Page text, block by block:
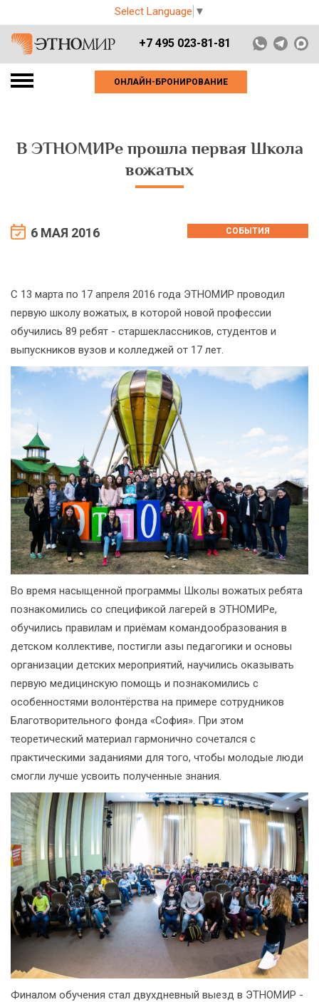
Select Language ▼
+7 495 023-81-81
ОНЛАЙН-БРОНИРОВАНИЕ
В ЭТНОМИРе прошла первая Школа
вожатых
6 МАЯ 2016 СОБЫТИЯ
С 13 марта по 17 апреля 2016 года ЭТНОМИР проводил
первую школу вожатых, в которой новой профессии
обучились 89 ребят - старшеклассников, студентов и
выпускников вузов и колледжей от 17 лет.
Во время насыщенной программы Школы вожатых ребята
познакомились со спецификой лагерей в ЭТНОМИРе,
обучились правилам и приёмам командообразования в
детском коллективе, постигли азы педагогики и основы
организации детских мероприятий, научились оказывать
первую медицинскую помощь и познакомились с
особенностями волонтёрства на примере сотрудников
Благотворительного фонда «София». При этом
теоретический материал гармонично сочетался с
практическими заданиями для того, чтобы молодые люди
смогли лучше усвоить полученные знания.
Финалом обучения стал двухдневный выезд в ЭТНОМИР -